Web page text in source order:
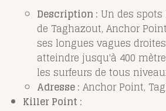
Description : Un des
de Taghazout, Anchor
ses longues vagues
atteindre jusqu'à 400
les surfeurs de tous
Adresse : Anchor Point,
Killer Point :